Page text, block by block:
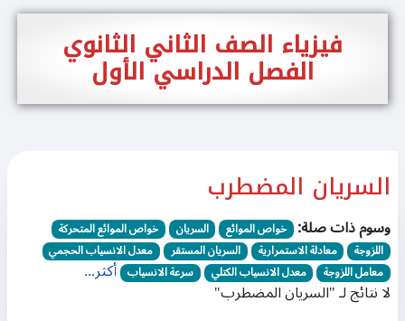
فيزياء الصف الثاني الثانوي
الفصل الدراسي الأول
السريان المضطرب
وسوم ذات صلة: خواص الموائع السريان
خواص الموائع المتحركة
اللزوجة
معادلة الاستمرارية السريان المستقر
معدل الانسياب الحجمي
معامل اللزوجة
معدل الانسياب الكتلي سرعة الانسياب أكثر...
لا نتائج لـ "السريان المضطرب"